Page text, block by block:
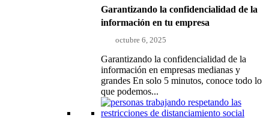
Garantizando la confidencialidad de la
información en tu empresa
octubre 6, 2025
Garantizando la confidencialidad de la
información en empresas medianas y
grandes En solo 5 minutos, conoce todo lo
que podemos...